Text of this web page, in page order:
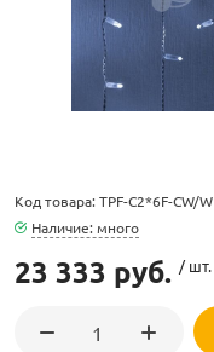
LED
Код товара: TPF-C2*6F-CW/W
Наличие: много
23 333 руб. / шт.